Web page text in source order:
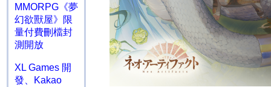
MMORPG《夢
幻欲獸屋》限
量付費刪檔封
測開放
XL Games 開
發、Kakao